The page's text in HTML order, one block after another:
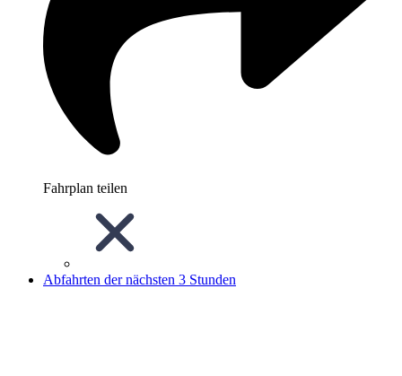
Fahrplan teilen
Abfahrten der nächsten 3 Stunden